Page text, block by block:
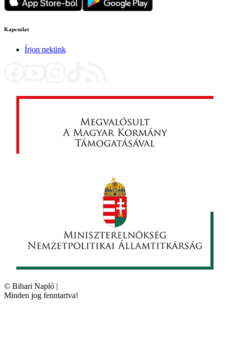
Kapcsolat
Írjon nekünk
© Bihari Napló |
Minden jog fenntartva!